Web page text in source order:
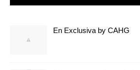
En Exclusiva by CAHG